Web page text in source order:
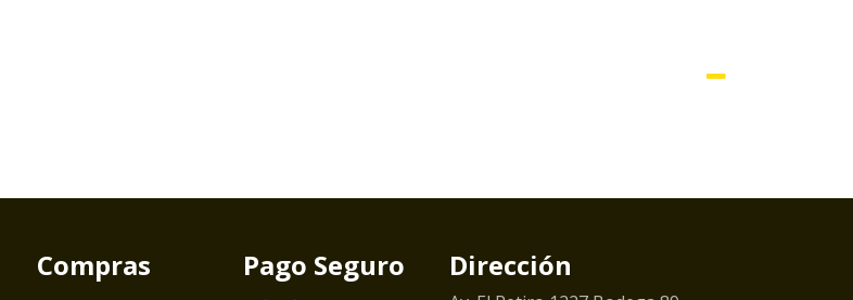
Compras Pago Seguro Dirección